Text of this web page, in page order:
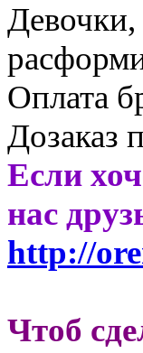
Девочки,
Оплата
Дозаказ
Если
нас
http://
Чтоб